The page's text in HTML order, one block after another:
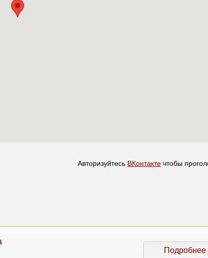
Авторизуйтесь ВКонтакте чтобы
Подробнее